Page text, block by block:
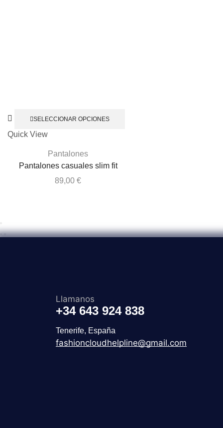
SELECCIONAR OPCIONES
Quick View
Pantalones
Pantalones casuales slim fit
89,00€
Llamanos
+34 643 924 838
Tenerife, España
fashioncloudhelpline@gmail.com